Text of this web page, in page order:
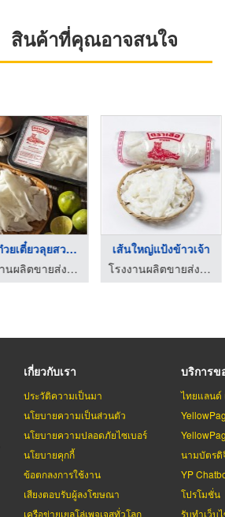
สินค้าที่คุณอาจสนใจ
แผ่นก๋วยเตี๋ยวลุยสวน ...
โรงงานผลิตขายส่งเส้นก๋วยเตี๋ยว ไทยเจริญผล
เส้นใหญ่แป้งข้าวเจ้า
โรงงานผลิตขายส่งเส้นก๋วยเตี๋ยว ไทยเจริญผล
เกี่ยวกับเรา
ประวัติความเป็นมา
นโยบายความเป็นส่วนตัว
นโยบายความปลอดภัยไซเบอร์
นโยบายคุกกี้
ข้อตกลงการใช้งาน
เสียงตอบรับผู้ลงโฆษณา
เครือข่ายเยลโล่เพจเจสทั่วโลก
บริการข
ไทยแลนด์
นามบัตรดิ
YP
โปรโมชั่น
รับทำเว็บ